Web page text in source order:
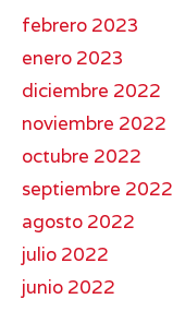
febrero 2023
enero 2023
diciembre 2022
noviembre 2022
octubre 2022
septiembre 2022
agosto 2022
julio 2022
junio 2022